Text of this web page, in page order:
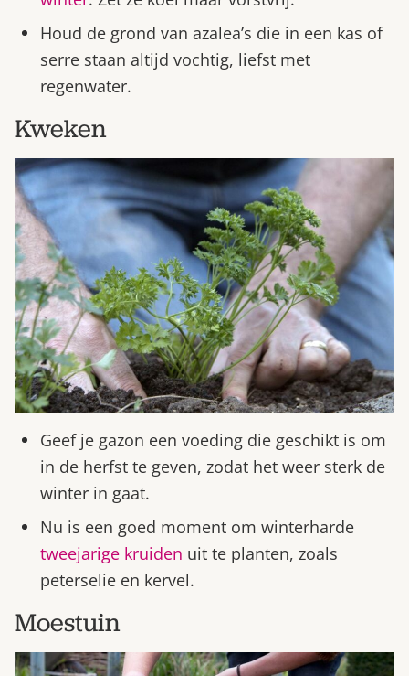
Houd de grond van azalea’s die in een kas of
serre staan altijd vochtig, liefst met
regenwater.
Kweken
Geef je gazon een voeding die geschikt is om
in de herfst te geven, zodat het weer sterk de
winter in gaat.
Nu is een goed moment om winterharde
tweejarige kruiden uit te planten, zoals
peterselie en kervel.
Moestuin